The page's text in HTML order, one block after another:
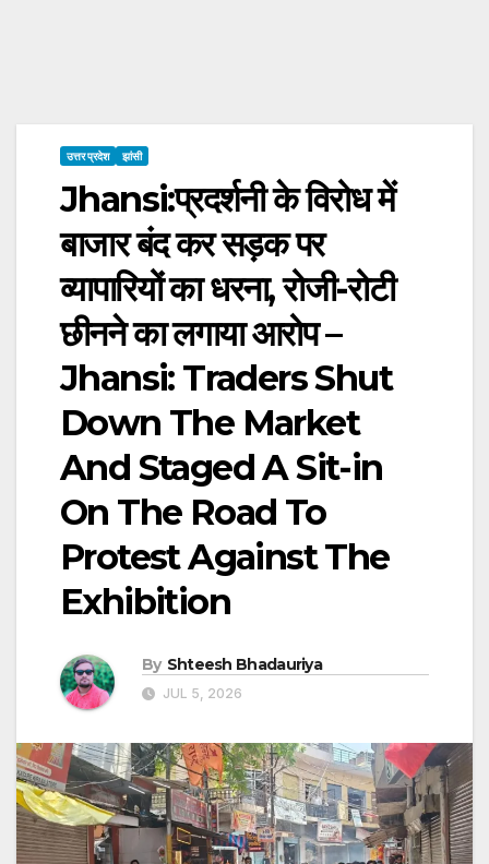
उत्तर प्रदेश झांसी
Jhansi:प्रदर्शनी के विरोध में
बाजार बंद कर सड़क पर
व्यापारियों का धरना, रोजी-रोटी
छीनने का लगाया आरोप –
Jhansi: Traders Shut
Down The Market
And Staged A Sit-in
On The Road To
Protest Against The
Exhibition
By Shteesh Bhadauriya
JUL 5, 2026